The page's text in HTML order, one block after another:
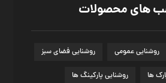
های محصولات
روشنایی عمومی روشنایی فضای سبز
ها روشنایی پارکینگ ها